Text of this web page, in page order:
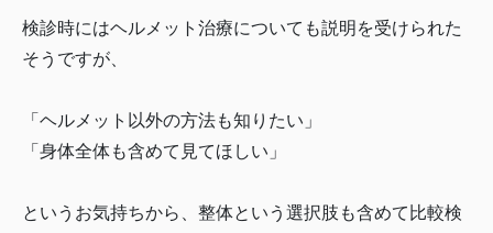
検診時にはヘルメット治療についても説明を受けられた
そうですが、
「ヘルメット以外の方法も知りたい」
「身体全体も含めて見てほしい」
というお気持ちから、整体という選択肢も含めて比較検